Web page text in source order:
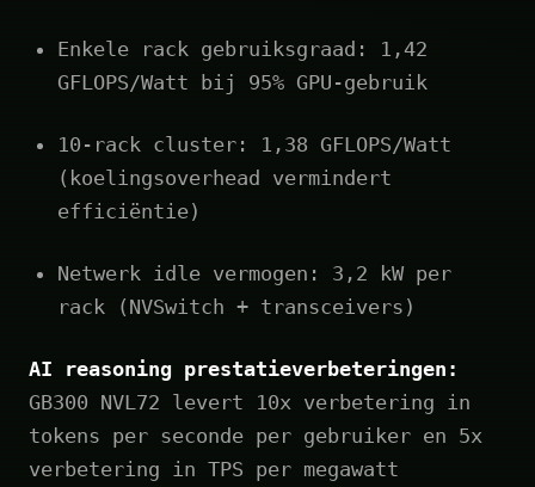
Enkele rack gebruiksgraad: 1,42
GFLOPS/Watt bij 95% GPU-gebruik
10‑rack cluster: 1,38 GFLOPS/Watt
(koelingsoverhead vermindert
efficiëntie)
Netwerk idle vermogen: 3,2 kW per
rack (NVSwitch + transceivers)
AI reasoning prestatieverbeteringen:
GB300 NVL72 levert 10x verbetering in
tokens per seconde per gebruiker en 5x
verbetering in TPS per megawatt